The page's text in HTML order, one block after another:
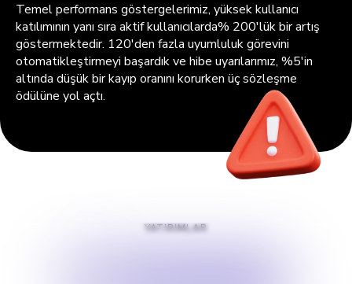
Temel performans göstergelerimiz, yüksek kullanıcı
katılımının yanı sıra aktif kullanıcılarda% 200'lük bir artış
göstermektedir. 120'den fazla uyumluluk görevini
otomatikleştirmeyi başardık ve hibe uyarılarımız, %5'in
altında düşük bir kayıp oranını korurken üç sözleşme
ödülüne yol açtı.
YATIRIMLAR